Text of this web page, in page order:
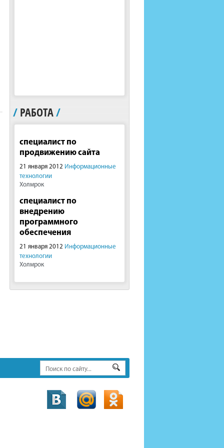
/ РАБОТА/
специалист по
продвижению сайта
21 января 2012 Информационные
технологии
Холмрок
специалист по
внедрению
программного
обеспечения
21 января 2012 Информационные
технологии
Холмрок